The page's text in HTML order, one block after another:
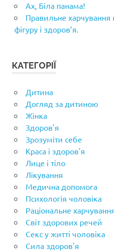
Ах, Біла панама!
Правильне харчування
фігуру і здоров’я.
КАТЕГОРІЇ
Дитина
Догляд за дитиною
Жінка
Здоров'я
Зрозуміти себе
Краса і здоров'я
Лице і тіло
Лікування
Медична допомога
Психологія чоловіка
Раціональне
Світ здорових речей
Секс у житті чоловіка
Сила здоров'я